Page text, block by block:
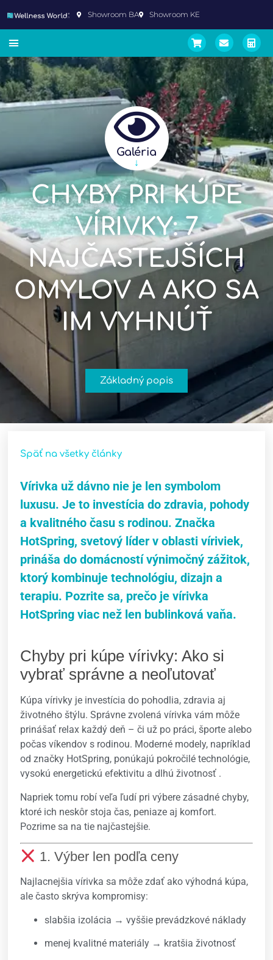
Showroom BA Showroom KE
Galéria
↓
CHYBY PRI KÚPE
VÍRIVKY: 7
NAJČASTEJŠÍCH
OMYLOV A AKO SA
IM VYHNÚŤ
Základný popis
Späť na všetky články
Vírivka už dávno nie je len symbolom
luxusu. Je to investícia do zdravia, pohody
a kvalitného času s rodinou. Značka
HotSpring, svetový líder v oblasti víriviek,
prináša do domácností výnimočný zážitok,
ktorý kombinuje technológiu, dizajn a
terapiu. Pozrite sa, prečo je vírivka
HotSpring viac než len bublinková vaňa.
Chyby pri kúpe vírivky: Ako si
vybrať správne a neoľutovať
Kúpa vírivky je investícia do pohodlia, zdravia aj
životného štýlu. Správne zvolená vírivka vám môže
prinášať relax každý deň – či už po práci, športe alebo
počas víkendov s rodinou. Moderné modely, napríklad
od značky HotSpring, ponúkajú pokročilé technológie,
vysokú energetickú efektivitu a dlhú životnosť .
Napriek tomu robí veľa ľudí pri výbere zásadné chyby,
ktoré ich neskôr stoja čas, peniaze aj komfort.
Pozrime sa na tie najčastejšie.
1. Výber len podľa ceny
Najlacnejšia vírivka sa môže zdať ako výhodná kúpa,
ale často skrýva kompromisy:
slabšia izolácia → vyššie prevádzkové náklady
menej kvalitné materiály → kratšia životnosť